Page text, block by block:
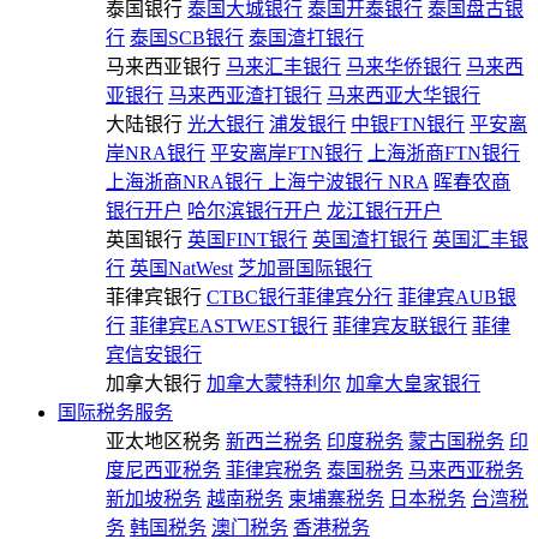
泰国银行 泰国大城银行 泰国开泰银行 泰国盘古银
行 泰国SCB银行 泰国渣打银行
马来西亚银行 马来汇丰银行 马来华侨银行 马来西
亚银行 马来西亚渣打银行 马来西亚大华银行
大陆银行 光大银行 浦发银行 中银FTN银行 平安离
岸NRA银行 平安离岸FTN银行
上海浙商FTN银行
上海浙商NRA银行
上海宁波银行 NRA 晖春农商
银行开户 哈尔滨银行开户 龙江银行开户
英国银行 英国FINT银行 英国渣打银行 英国汇丰银
行 英国NatWest 芝加哥国际银行
菲律宾银行 CTBC银行菲律宾分行 菲律宾AUB银
行 菲律宾EASTWEST银行 菲律宾友联银行 菲律
宾信安银行
加拿大银行 加拿大蒙特利尔 加拿大皇家银行
国际税务服务
亚太地区税务 新西兰税务 印度税务 蒙古国税务 印
度尼西亚税务 菲律宾税务 泰国税务 马来西亚税务
新加坡税务 越南税务 柬埔寨税务 日本税务 台湾税
务 韩国税务 澳门税务 香港税务